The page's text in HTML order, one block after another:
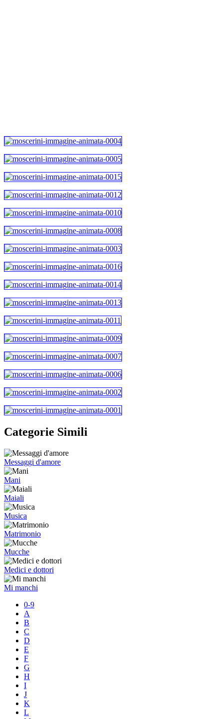
Categorie Simili
Messaggi d'amore
Mani
Maiali
Musica
Matrimonio
Mucche
Medici e dottori
Mi manchi
0-9
A
B
C
D
E
F
G
H
I
J
K
L